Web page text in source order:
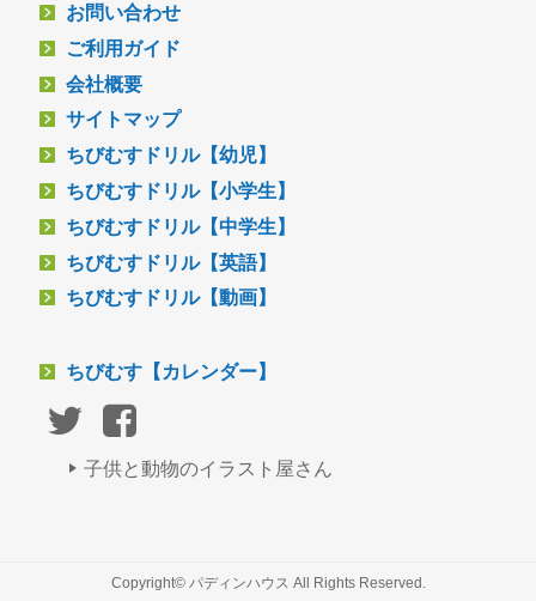
お問い合わせ
ご利用ガイド
会社概要
サイトマップ
ちびむすドリル【幼児】
ちびむすドリル【小学生】
ちびむすドリル【中学生】
ちびむすドリル【英語】
ちびむすドリル【動画】
ちびむす【カレンダー】
子供と動物のイラスト屋さん
Copyright© パディンハウス All Rights Reserved.